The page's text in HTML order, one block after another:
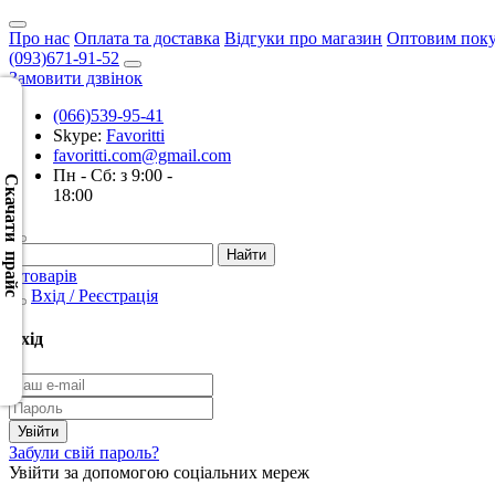
Про нас Оплата та доставка Відгуки про магазин Оптовим
(093)671-91-52
Замовити дзвінок
(066)539-95-41
Skype: Favoritti
favoritti.com@gmail.com
Пн - Сб: з 9:00 -
18:00
0 товарів
Вхід / Реєстрація
Вхід
Забули свій пароль?
Увійти за допомогою соціальних мереж
Скачати прайс
Скачать
XML
(Розн.)
Скачать
XML
(Опт)
Скачать
(Розн.)
Скачать
CSV
(Опт)